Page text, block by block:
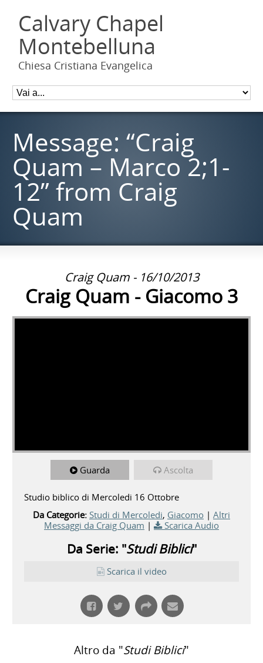
Calvary Chapel
Montebelluna
Chiesa Cristiana Evangelica
Message: “Craig
Quam – Marco 2;1-
12” from Craig
Quam
Craig Quam - 16/10/2013
Craig Quam - Giacomo 3
Guarda Ascolta
Studio biblico di Mercoledi 16 Ottobre
Da Categorie: Studi di Mercoledi, Giacomo | Altri
Messaggi da Craig Quam | Scarica Audio
Da Serie: "Studi Biblici"
Scarica il video
Altro da "Studi Biblici"